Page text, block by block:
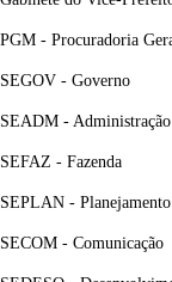
PGM - Procuradoria
SEGOV - Governo
SEADM - Administração
SEFAZ - Fazenda
SEPLAN - Planejamento
SECOM - Comunicação